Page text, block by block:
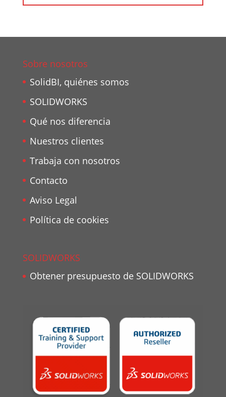
Sobre nosotros
SolidBI, quiénes somos
SOLIDWORKS
Qué nos diferencia
Nuestros clientes
Trabaja con nosotros
Contacto
Aviso Legal
Política de cookies
SOLIDWORKS
Obtener presupuesto de SOLIDWORKS